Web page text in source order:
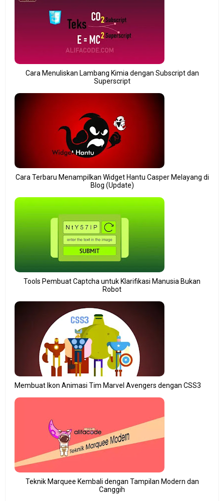
Cara Menuliskan Lambang Kimia dengan Subscript dan
Superscript
Cara Terbaru Menampilkan Widget Hantu Casper Melayang di
Blog (Update)
Tools Pembuat Captcha untuk Klarifikasi Manusia Bukan
Robot
Membuat Ikon Animasi Tim Marvel Avengers dengan CSS3
Teknik Marquee Kembali dengan Tampilan Modern dan
Canggih